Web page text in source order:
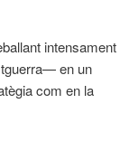
intensament
en un
com en la